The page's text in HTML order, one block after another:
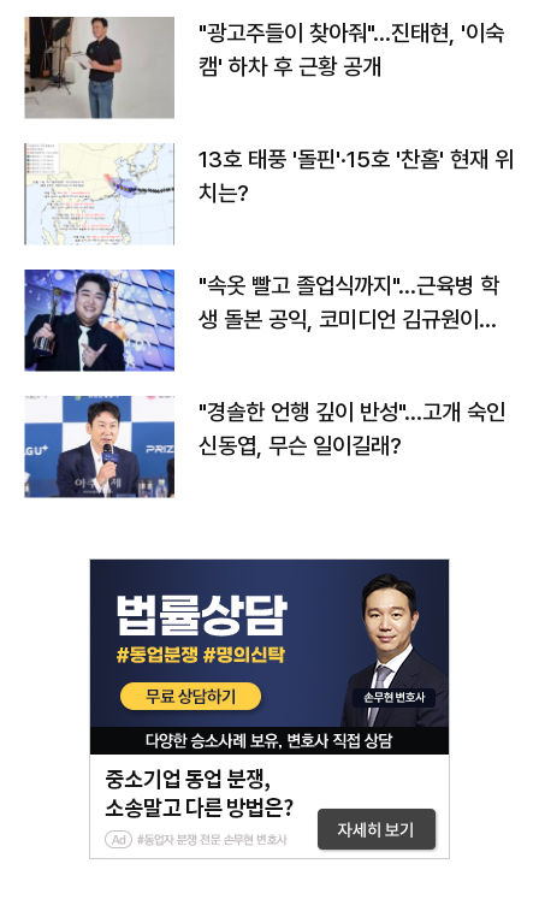
"광고주들이 찾아줘"…진태현, '이숙
캠' 하차 후 근황 공개
13호 태풍 '돌핀'·15호 '찬홈' 현재 위
치는?
"속옷 빨고 졸업식까지"…근육병 학
생 돌본 공익, 코미디언 김규원이었
"경솔한 언행 깊이 반성"…고개 숙인
신동엽, 무슨 일이길래?